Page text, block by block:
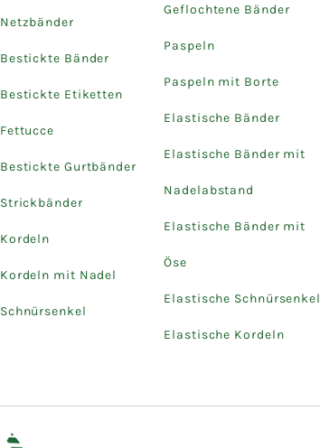
Netzbänder
Bestickte Bänder
Bestickte Etiketten
Fettucce
Bestickte Gurtbänder
Strickbänder
Kordeln
Kordeln mit Nadel
Schnürsenkel
Geflochtene Bänder
Paspeln
Paspeln mit Borte
Elastische Bänder
Elastische Bänder mit
Nadelabstand
Elastische Bänder mit
Öse
Elastische Schnürsenkel
Elastische Kordeln